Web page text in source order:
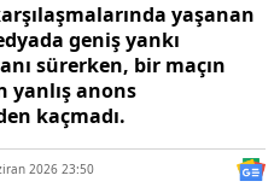
yaşanan
geniş yankı
sürerken, bir maçın
yanlış anons
kaçmadı.
2026 23:50